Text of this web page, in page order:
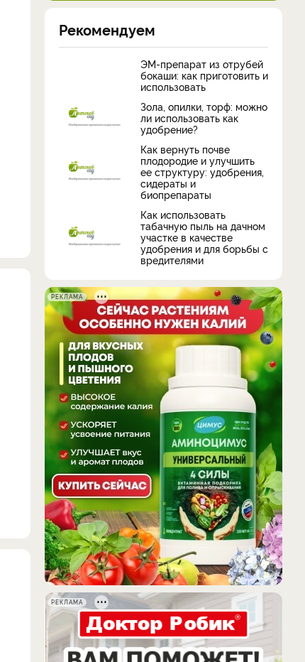
Рекомендуем
ЭМ-препарат из отрубей
бокаши: как приготовить и
использовать
Зола, опилки, торф: можно
ли использовать как
удобрение?
Как вернуть почве
плодородие и улучшить
ее структуру: удобрения,
сидераты и
биопрепараты
Как использовать
табачную пыль на дачном
участке в качестве
удобрения и для борьбы с
вредителями
РЕКЛАМА
РЕКЛАМА